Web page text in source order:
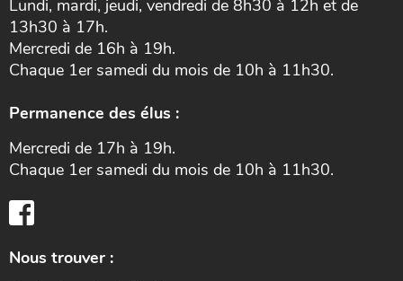
Lundi, mardi, jeudi, vendredi de 8h30 à 12h et de
13h30 à 17h.
Mercredi de 16h à 19h.
Chaque 1er samedi du mois de 10h à 11h30.
Permanence des élus :
Mercredi de 17h à 19h.
Chaque 1er samedi du mois de 10h à 11h30.
Nous trouver :